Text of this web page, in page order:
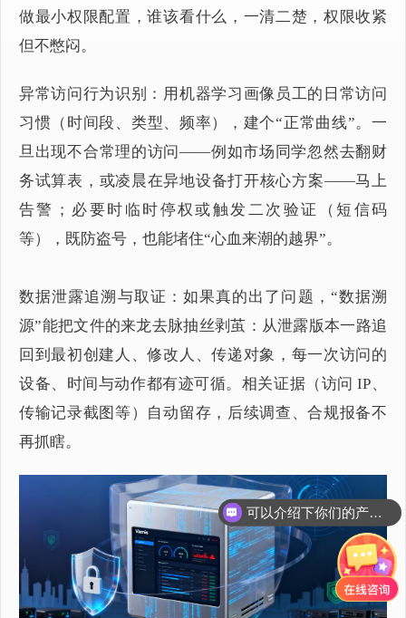
做最小权限配置，谁该看什么，一清二楚，权限收紧
但不憋闷。
异常访问行为识别：用机器学习画像员工的日常访问
习惯（时间段、类型、频率），建个“正常曲线”。一
旦出现不合常理的访问——例如市场同学忽然去翻财
务试算表，或凌晨在异地设备打开核心方案——马上
告警；必要时临时停权或触发二次验证（短信码
等），既防盗号，也能堵住“心血来潮的越界”。
数据泄露追溯与取证：如果真的出了问题，“数据溯
源”能把文件的来龙去脉抽丝剥茧：从泄露版本一路追
回到最初创建人、修改人、传递对象，每一次访问的
设备、时间与动作都有迹可循。相关证据（访问 IP、
传输记录截图等）自动留存，后续调查、合规报备不
再抓瞎。
你们是怎么收费的呢？